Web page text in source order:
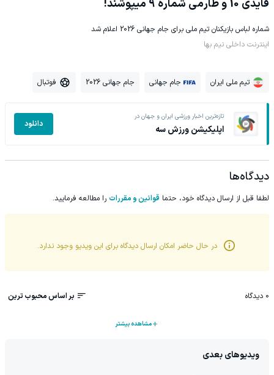
قایدی 10 و طارمی شماره 9 میپوشند!
شماره لباس بازیکنان تیم ملی برای جام جهانی 2026 اعلام شد
اینترنت داخلی نیم بها
تیم ملی ایران جام جهانی جام جهانی 2026 فوتبال
تازه‌ترین اخبار ورزشی ایران و جهان در
اپلیکیشن ورزش سه دانلود
دیدگاه‌ها
لطفا قبل از ارسال دیدگاه خود، حتما قوانین و مقررات را مطالعه فرمایید.
در حال حاضر امکان ارسال دیدگاه برای این ویدیو وجود ندارد.
0 دیدگاه بر اساس محبوب ترین
مشاهده بیشتر
ویدیوهای بعدی